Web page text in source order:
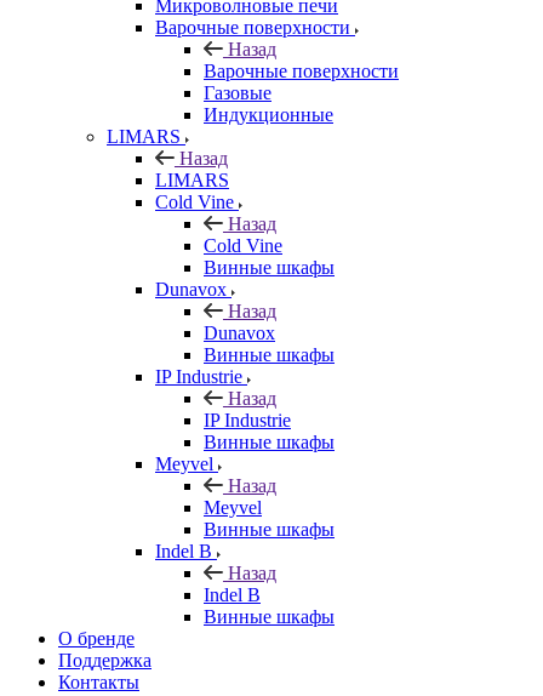
Микроволновые печи
Варочные поверхности
Назад
Варочные поверхности
Газовые
Индукционные
LIMARS
Назад
LIMARS
Cold Vine
Назад
Cold Vine
Винные шкафы
Dunavox
Назад
Dunavox
Винные шкафы
IP Industrie
Назад
IP Industrie
Винные шкафы
Meyvel
Назад
Meyvel
Винные шкафы
Indel B
Назад
Indel B
Винные шкафы
О бренде
Поддержка
Контакты